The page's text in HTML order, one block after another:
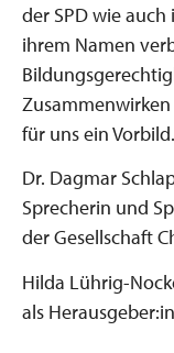
der SPD wie
ihrem Namen
für uns ein Vorbild.
Dr. Dagmar
Sprecherin und
der Gesellschaft
Hilda Lührig-
als